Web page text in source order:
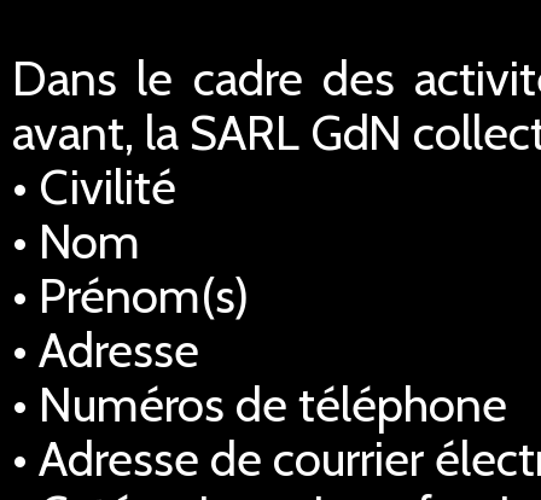
Dans le cadre des
avant, la SARL GdN
• Civilité
• Nom
• Prénom(s)
• Adresse
• Numéros de téléphone
• Adresse de courrier